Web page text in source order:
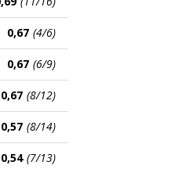
0,67 (4/6)
0,67 (6/9)
0,67 (8/12)
0,57 (8/14)
0,54 (7/13)